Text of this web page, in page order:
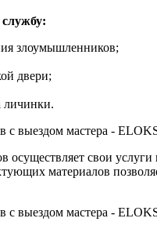
злоумышленников;
двери;
личинки.
осуществляет свои
материалов